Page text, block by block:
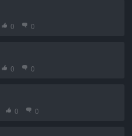
0 0
0 0
0 0